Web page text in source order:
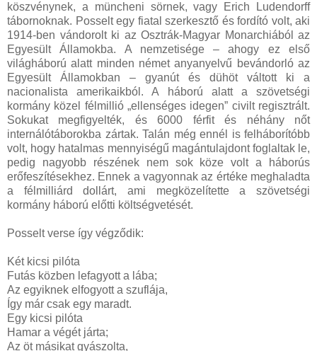
köszvénynek, a müncheni sörnek, vagy Erich Ludendorff
tábornoknak. Posselt egy fiatal szerkesztő és fordító volt, aki
1914-ben vándorolt ki az Osztrák-Magyar Monarchiából az
Egyesült Államokba. A nemzetisége – ahogy ez első
világháború alatt minden német anyanyelvű bevándorló az
Egyesült Államokban – gyanút és dühöt váltott ki a
nacionalista amerikaikból. A háború alatt a szövetségi
kormány közel félmillió „ellenséges idegen” civilt regisztrált.
Sokukat megfigyelték, és 6000 férfit és néhány nőt
internálótáborokba zártak. Talán még ennél is felháborítóbb
volt, hogy hatalmas mennyiségű magántulajdont foglaltak le,
pedig nagyobb részének nem sok köze volt a háborús
erőfeszítésekhez. Ennek a vagyonnak az értéke meghaladta
a félmilliárd dollárt, ami megközelítette a szövetségi
kormány háború előtti költségvetését.
Posselt verse így végződik:
Két kicsi pilóta
Futás közben lefagyott a lába;
Az egyiknek elfogyott a szuflája,
Így már csak egy maradt.
Egy kicsi pilóta
Hamar a végét járta;
Az öt másikat gyászolta,